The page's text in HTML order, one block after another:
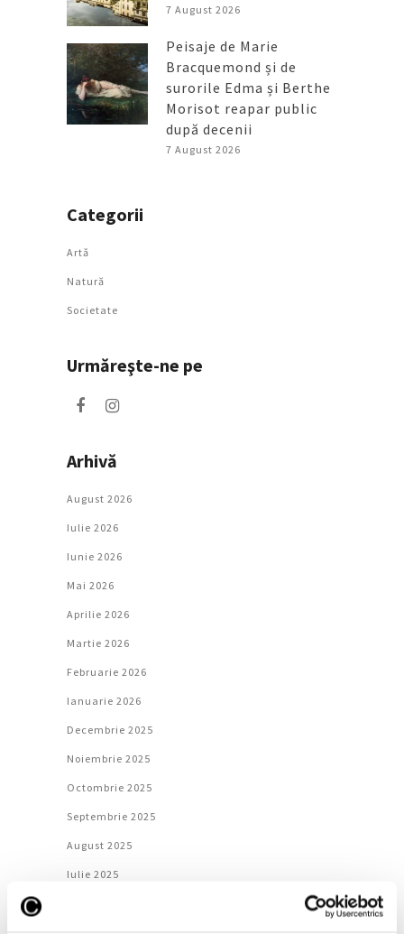
7 August 2026
Peisaje de Marie
Bracquemond și de
surorile Edma și Berthe
Morisot reapar public
după decenii
7 August 2026
Categorii
Artǎ
Natură
Societate
Urmăreşte-ne pe
Arhivă
August 2026
Iulie 2026
Iunie 2026
Mai 2026
Aprilie 2026
Martie 2026
Februarie 2026
Ianuarie 2026
Decembrie 2025
Noiembrie 2025
Octombrie 2025
Septembrie 2025
August 2025
Iulie 2025